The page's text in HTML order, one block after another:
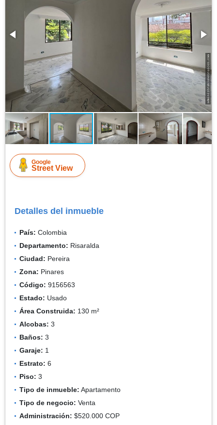
Google
Street View
Detalles del inmueble
País: Colombia
Departamento: Risaralda
Ciudad: Pereira
Zona: Pinares
Código: 9156563
Estado: Usado
Área Construida: 130 m²
Alcobas: 3
Baños: 3
Garaje: 1
Estrato: 6
Piso: 3
Tipo de inmueble: Apartamento
Tipo de negocio: Venta
Administración: $520.000 COP